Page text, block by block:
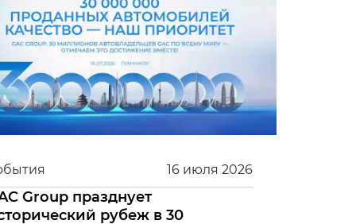
16 июля 2026
Group празднует
рубеж в 30